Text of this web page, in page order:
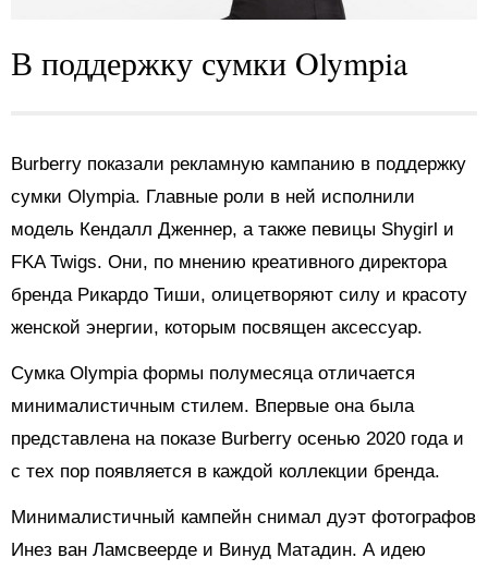
В поддержку сумки Olympia
Burberry показали рекламную кампанию в поддержку
сумки Olympia. Главные роли в ней исполнили
модель Кендалл Дженнер, а также певицы Shygirl и
FKA Twigs. Они, по мнению креативного директора
бренда Рикардо Тиши, олицетворяют силу и красоту
женской энергии, которым посвящен аксессуар.
Сумка Olympia формы полумесяца отличается
минималистичным стилем. Впервые она была
представлена на показе Burberry осенью 2020 года и
с тех пор появляется в каждой коллекции бренда.
Минималистичный кампейн снимал дуэт фотографов
Инез ван Ламсвеерде и Винуд Матадин. А идею